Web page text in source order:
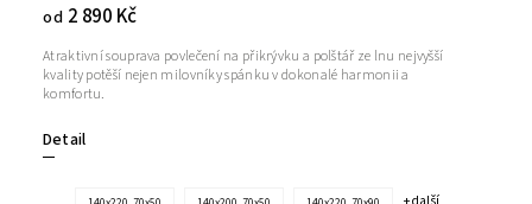
od 2 890 Kč
Detail
Atraktivní souprava povlečení na přikrývku a polštář ze lnu nejvyšší
kvality potěší nejen milovníky spánku v dokonalé harmonii a
komfortu.